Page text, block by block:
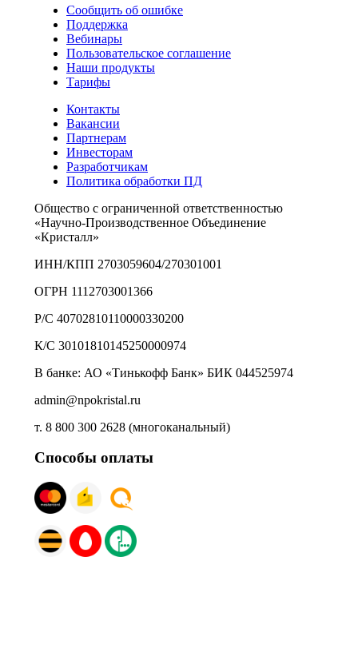
Сообщить об ошибке
Поддержка
Вебинары
Пользовательское соглашение
Наши продукты
Тарифы
Контакты
Вакансии
Партнерам
Инвесторам
Разработчикам
Политика обработки ПД
Общество с ограниченной ответственностью
«Научно-Производственное Объединение
«Кристалл»
ИНН/КПП 2703059604/270301001
ОГРН 1112703001366
Р/С 40702810110000330200
К/С 30101810145250000974
В банке: АО «Тинькофф Банк» БИК 044525974
admin@npokristal.ru
т. 8 800 300 2628 (многоканальный)
Способы оплаты